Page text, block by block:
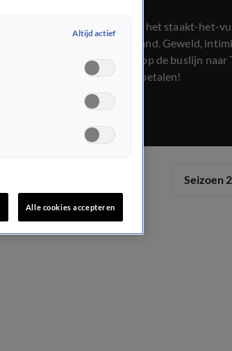
Dit betekent het staakt-het-
voor Nederland. Geweld,
voor onrust op de buslijn naar
wordt eerst betalen!
Seizoen
Altijd actief
Alle cookies accepteren